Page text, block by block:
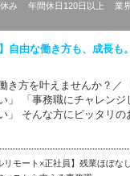
み 年間休日120日以上
業
自由な働き方も、成長も
き方を叶えませんか？／
」 「事務職にチャレンジ
」 そんな方にピッタリの
リモート×正社員】残業ほぼな